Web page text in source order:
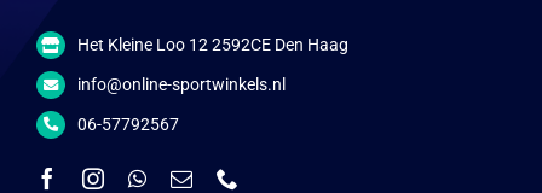
Het Kleine Loo 12 2592CE Den Haag
info@online-sportwinkels.nl
06-57792567